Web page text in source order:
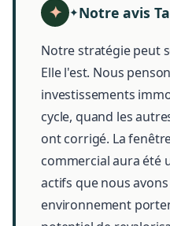
✦Notre avis
Notre stratégie peut
Elle l'est. Nous
investissements
cycle, quand les
ont corrigé. La
commercial aura été
actifs que nous
environnement